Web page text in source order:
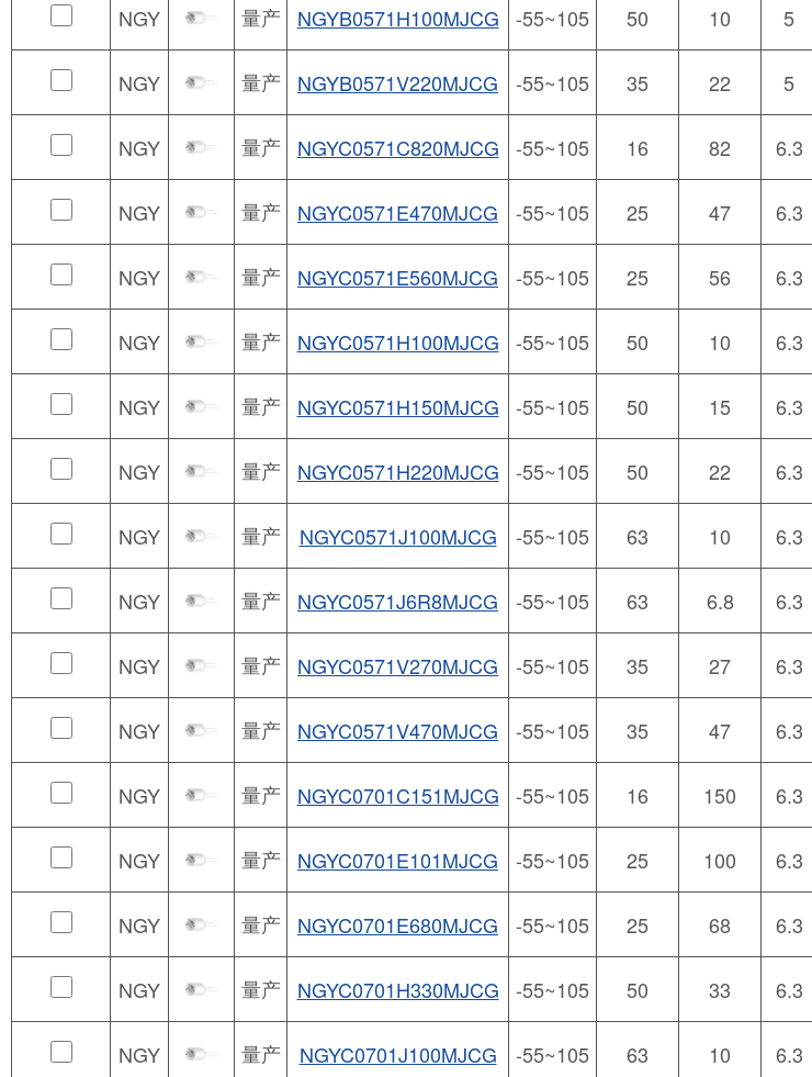
NGY 量产 NGYB0571H100MJCG -55~105 50 10 5
NGY 量产 NGYB0571V220MJCG -55~105 35 22 5
NGY 量产 NGYC0571C820MJCG -55~105 16 82 6.3
NGY 量产 NGYC0571E470MJCG -55~105 25 47 6.3
NGY 量产 NGYC0571E560MJCG -55~105 25 56 6.3
NGY 量产 NGYC0571H100MJCG -55~105 50 10 6.3
NGY 量产 NGYC0571H150MJCG -55~105 50 15 6.3
NGY 量产 NGYC0571H220MJCG -55~105 50 22 6.3
NGY 量产 NGYC0571J100MJCG -55~105 63 10 6.3
NGY 量产 NGYC0571J6R8MJCG -55~105 63 6.8 6.3
NGY 量产 NGYC0571V270MJCG -55~105 35 27 6.3
NGY 量产 NGYC0571V470MJCG -55~105 35 47 6.3
NGY 量产 NGYC0701C151MJCG -55~105 16 150 6.3
NGY 量产 NGYC0701E101MJCG -55~105 25 100 6.3
NGY 量产 NGYC0701E680MJCG -55~105 25 68 6.3
NGY 量产 NGYC0701H330MJCG -55~105 50 33 6.3
NGY 量产 NGYC0701J100MJCG -55~105 63 10 6.3